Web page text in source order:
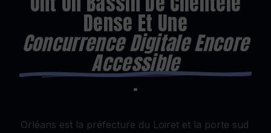
Dense Et Une
Concurrence Digitale Encore
Accessible
.
Orléans est la préfecture du Loiret et la porte sud